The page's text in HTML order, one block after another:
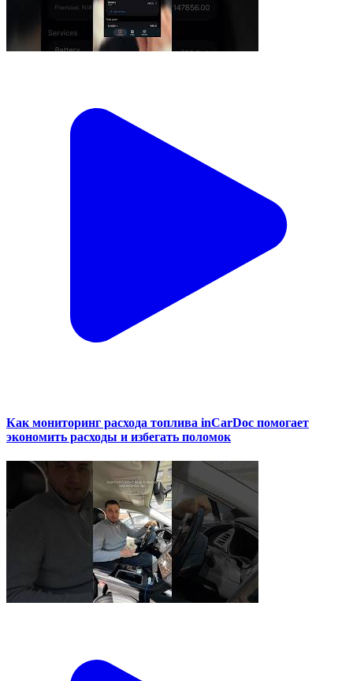
Как мониторинг расхода топлива inCarDoc помогает
экономить расходы и избегать поломок